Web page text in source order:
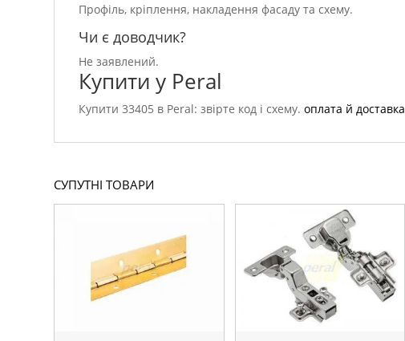
Профіль, кріплення, накладення фасаду та схему.
Чи є доводчик?
Не заявлений.
Купити у Peral
Купити 33405 в Peral: звірте код і схему.оплата й доставка
СУПУТНІ ТОВАРИ